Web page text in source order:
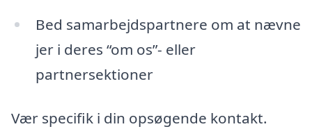
Bed samarbejdspartnere om at nævne
jer i deres “om os”- eller
partnersektioner
Vær specifik i din opsøgende kontakt.